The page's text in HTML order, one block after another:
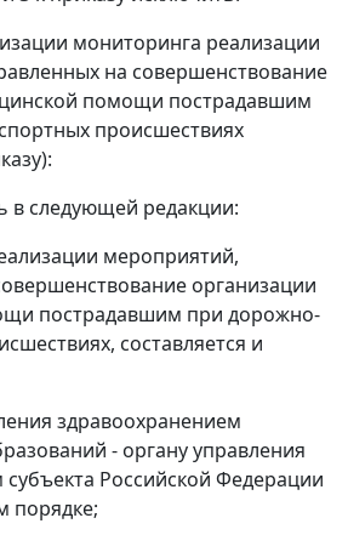
мониторинга реализации
на совершенствование
помощи пострадавшим
происшествиях
в следующей редакции:
мероприятий,
организации
пострадавшим при дорожно-
составляется и
здравоохранением
- органу управления
Российской Федерации
порядке;